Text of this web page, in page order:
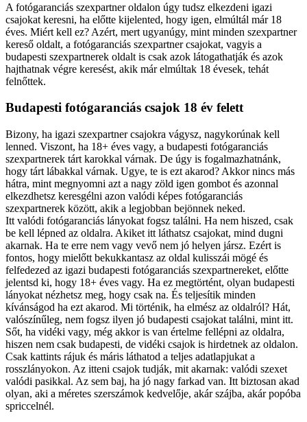
A fotógaranciás szexpartner oldalon úgy tudsz elkezdeni igazi
csajokat keresni, ha előtte kijelented, hogy igen, elmúltál már 18
éves. Miért kell ez? Azért, mert ugyanúgy, mint minden szexpartner
kereső oldalt, a fotógaranciás szexpartner csajokat, vagyis a
budapesti szexpartnerek oldalt is csak azok látogathatják és azok
hajthatnak végre keresést, akik már elmúltak 18 évesek, tehát
felnőttek.
Budapesti fotógaranciás csajok 18 év felett
Bizony, ha igazi szexpartner csajokra vágysz, nagykorúnak kell
lenned. Viszont, ha 18+ éves vagy, a budapesti fotógaranciás
szexpartnerek tárt karokkal várnak. De úgy is fogalmazhatnánk,
hogy tárt lábakkal várnak. Ugye, te is ezt akarod? Akkor nincs más
hátra, mint megnyomni azt a nagy zöld igen gombot és azonnal
elkezdhetsz keresgélni azon valódi képes fotógaranciás
szexpartnerek között, akik a legjobban bejönnek neked.
Itt valódi fotógaranciás lányokat fogsz találni. Ha nem hiszed, csak
be kell lépned az oldalra. Akiket itt láthatsz csajokat, mind dugni
akarnak. Ha te erre nem vagy vevő nem jó helyen jársz. Ezért is
fontos, hogy mielőtt bekukkantasz az oldal kulisszái mögé és
felfedezed az igazi budapesti fotógaranciás szexpartnereket, előtte
jelentsd ki, hogy 18+ éves vagy. Ha ez megtörtént, olyan budapesti
lányokat nézhetsz meg, hogy csak na. És teljesítik minden
kívánságod ha ezt akarod. Mi történik, ha elmész az oldalról? Hát,
valószínűleg, nem fogsz ilyen jó budapesti csajokat találni, mint itt.
Sőt, ha vidéki vagy, még akkor is van értelme fellépni az oldalra,
hiszen nem csak budapesti, de vidéki csajok is hirdetnek az oldalon.
Csak kattints rájuk és máris láthatod a teljes adatlapjukat a
rosszlányokon. Az itteni csajok tudják, mit akarnak: valódi szexet
valódi pasikkal. Az sem baj, ha jó nagy farkad van. Itt biztosan akad
olyan, aki a méretes szerszámok kedvelője, akár szájba, akár popóba
spriccelnél.